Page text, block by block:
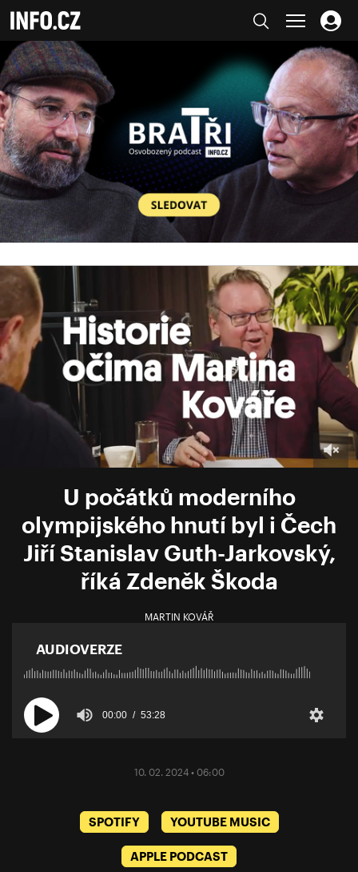
U počátků moderního
olympijského hnutí byl i Čech
Jiří Stanislav Guth-Jarkovský,
říká Zdeněk Škoda
MARTIN KOVÁŘ
AUDIOVERZE
00:00 53:28
10. 02. 2024 • 06:00
SPOTIFY YOUTUBE MUSIC
APPLE PODCAST